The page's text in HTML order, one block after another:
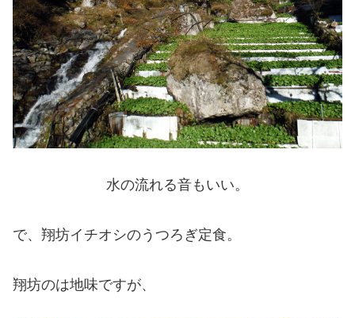
水の流れる音もいい。
で、翔坊イチオシのうつろぎ定食。
翔坊のは地味ですが、